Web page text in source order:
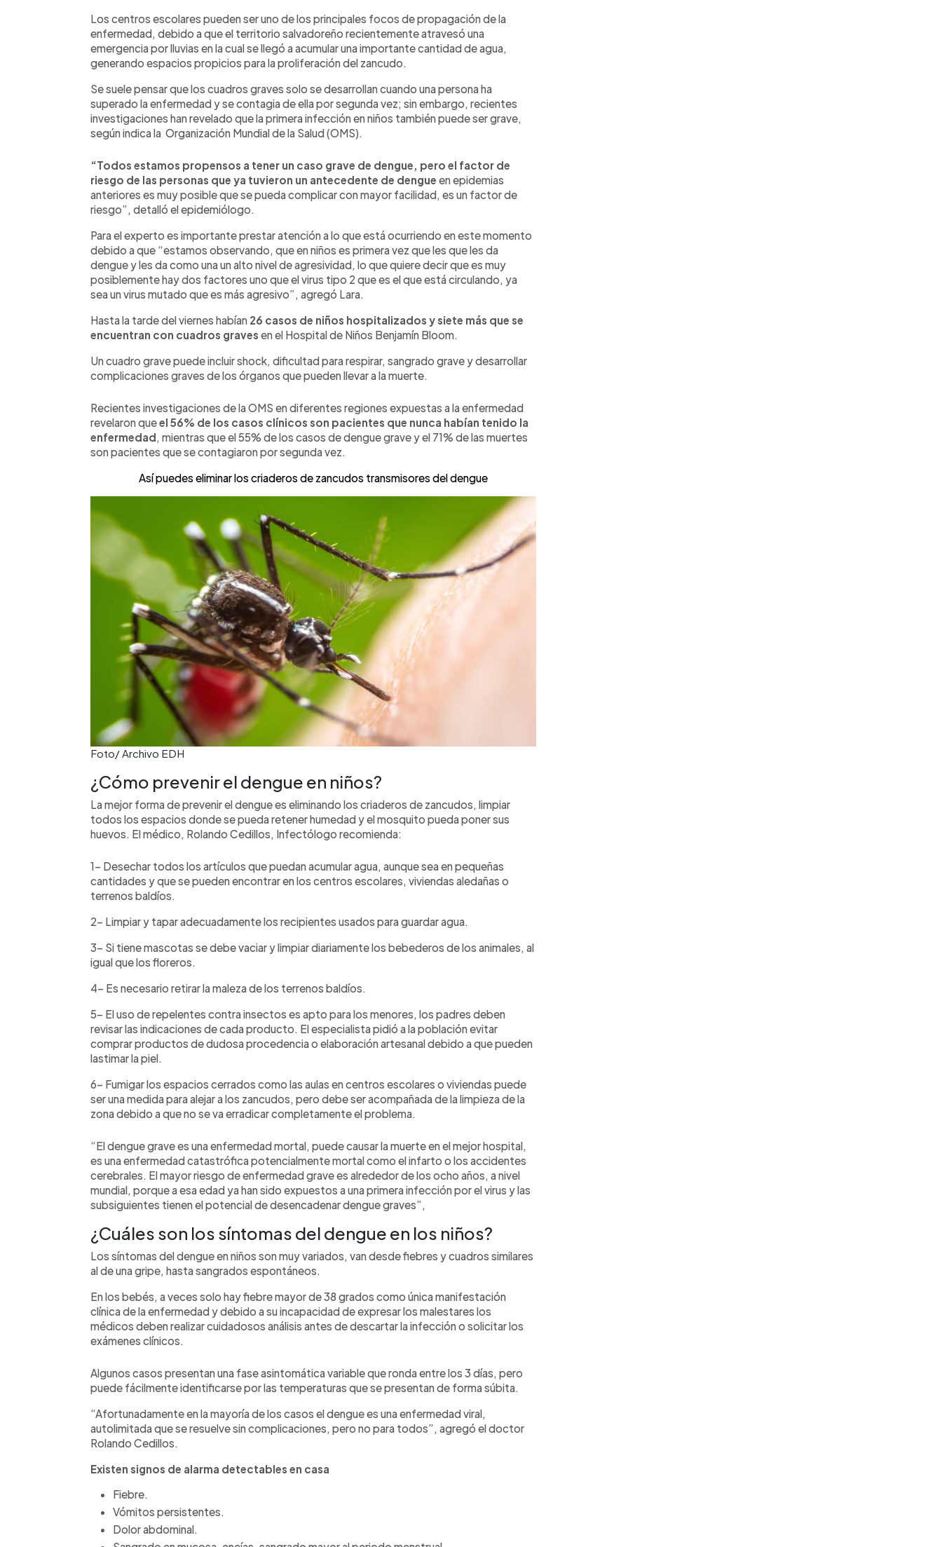
Los centros escolares pueden ser uno de los principales focos de propagación de la
enfermedad, debido a que el territorio salvadoreño recientemente atravesó una
emergencia por lluvias en la cual se llegó a acumular una importante cantidad de agua,
generando espacios propicios para la proliferación del zancudo.
Se suele pensar que los cuadros graves solo se desarrollan cuando una persona ha
superado la enfermedad y se contagia de ella por segunda vez; sin embargo, recientes
investigaciones han revelado que la primera infección en niños también puede ser grave,
según indica la Organización Mundial de la Salud (OMS).
“Todos estamos propensos a tener un caso grave de dengue, pero el factor de
riesgo de las personas que ya tuvieron un antecedente de dengue en epidemias
anteriores es muy posible que se pueda complicar con mayor facilidad, es un factor de
riesgo”, detalló el epidemiólogo.
Para el experto es importante prestar atención a lo que está ocurriendo en este momento
debido a que “estamos observando, que en niños es primera vez que les que les da
dengue y les da como una un alto nivel de agresividad, lo que quiere decir que es muy
posiblemente hay dos factores uno que el virus tipo 2 que es el que está circulando, ya
sea un virus mutado que es más agresivo”, agregó Lara.
Hasta la tarde del viernes habían 26 casos de niños hospitalizados y siete más que se
encuentran con cuadros graves en el Hospital de Niños Benjamín Bloom.
Un cuadro grave puede incluir shock, dificultad para respirar, sangrado grave y desarrollar
complicaciones graves de los órganos que pueden llevar a la muerte.
Recientes investigaciones de la OMS en diferentes regiones expuestas a la enfermedad
revelaron queel 56% de los casos clínicos son pacientes que nunca habían tenido la
enfermedad , mientras que el 55% de los casos de dengue grave y el 71% de las muertes
son pacientes que se contagiaron por segunda vez.
Así puedes eliminar los criaderos de zancudos transmisores del dengue
Foto/ Archivo EDH
¿Cómo prevenir el dengue en niños?
La mejor forma de prevenir el dengue es eliminando los criaderos de zancudos, limpiar
todos los espacios donde se pueda retener humedad y el mosquito pueda poner sus
huevos. El médico, Rolando Cedillos, Infectólogo recomienda:
1- Desechar todos los artículos que puedan acumular agua, aunque sea en pequeñas
cantidades y que se pueden encontrar en los centros escolares, viviendas aledañas o
terrenos baldíos.
2- Limpiar y tapar adecuadamente los recipientes usados para guardar agua.
3- Si tiene mascotas se debe vaciar y limpiar diariamente los bebederos de los animales, al
igual que los floreros.
4- Es necesario retirar la maleza de los terrenos baldíos.
5- El uso de repelentes contra insectos es apto para los menores, los padres deben
revisar las indicaciones de cada producto. El especialista pidió a la población evitar
comprar productos de dudosa procedencia o elaboración artesanal debido a que pueden
lastimar la piel.
6- Fumigar los espacios cerrados como las aulas en centros escolares o viviendas puede
ser una medida para alejar a los zancudos, pero debe ser acompañada de la limpieza de la
zona debido a que no se va erradicar completamente el problema.
“El dengue grave es una enfermedad mortal, puede causar la muerte en el mejor hospital,
es una enfermedad catastrófica potencialmente mortal como el infarto o los accidentes
cerebrales. El mayor riesgo de enfermedad grave es alrededor de los ocho años, a nivel
mundial, porque a esa edad ya han sido expuestos a una primera infección por el virus y las
subsiguientes tienen el potencial de desencadenar dengue graves”,
¿Cuáles son los síntomas del dengue en los niños?
Los síntomas del dengue en niños son muy variados, van desde fiebres y cuadros similares
al de una gripe, hasta sangrados espontáneos.
En los bebés, a veces solo hay fiebre mayor de 38 grados como única manifestación
clínica de la enfermedad y debido a su incapacidad de expresar los malestares los
médicos deben realizar cuidadosos análisis antes de descartar la infección o solicitar los
exámenes clínicos.
Algunos casos presentan una fase asintomática variable que ronda entre los 3 días, pero
puede fácilmente identificarse por las temperaturas que se presentan de forma súbita.
“Afortunadamente en la mayoría de los casos el dengue es una enfermedad viral,
autolimitada que se resuelve sin complicaciones, pero no para todos”, agregó el doctor
Rolando Cedillos.
Existen signos de alarma detectables en casa
Fiebre.
Vómitos persistentes.
Dolor abdominal.